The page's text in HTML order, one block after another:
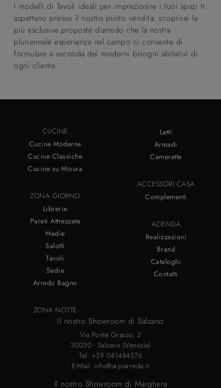
I modelli di Tavoli ideali per impreziosire i tuoi spazi ti
aspettano presso il nostro punto vendita: scoprirai le
più esclusive proposte d'arredo che la nostra
pluriennale esperienza nel campo ci consente di
formulare a seconda dei moderni bisogni abitativi di
ogni cliente.
CUCINE
Cucine Moderne
Cucine Classiche
Cucine su Misura
ZONA GIORNO
Librerie
Pareti Attrezzate
Madie
Salotti
Tavoli
Sedie
Arredo Bagno
ZONA NOTTE
Letti
Armadi
Camerette
ACCESSORI CASA
Complementi
AZIENDA
Realizzazioni
Brand
Cataloghi
Contatti
Il nostro Showroom di Salzano
Via Ponte Grasso, 2
30030 - Salzano (Venezia)
Tel. +39 041484576
E-Mail. info@arpiarreda.it
Il nostro Showroom di Marghera